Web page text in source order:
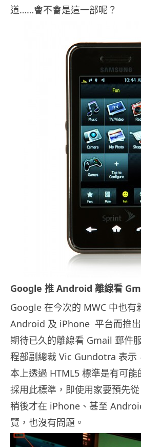
道……會不會是這一部呢？
Google 推 Android 離線看
Google 在今次的 MWC 中也有
Android 及 iPhone 平台而推
期待已久的離線看 Gmail 郵件
程部副總裁 Vic Gundotra 表示
本上透過 HTML5 標準是有可
採用此標準，即使用家要預先
稍後才在 iPhone、甚至
覽，也沒有問題。